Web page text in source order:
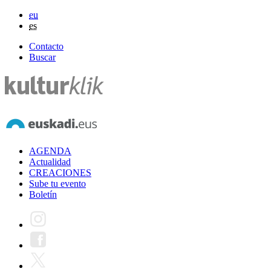
eu
es
Contacto
Buscar
AGENDA
Actualidad
CREACIONES
Sube tu evento
Boletín